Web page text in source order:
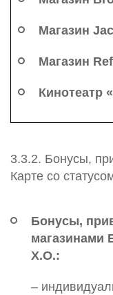
Магазин
Магазин
Кинотеатр
3.3.2. Бонусы,
Карте со
Бонусы,
магазинами
X.O.:
–